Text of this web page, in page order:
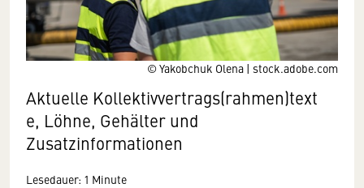
© Yakobchuk Olena | stock.adobe.com
Aktuelle Kollektivvertrags(rahmen)text
e, Löhne, Gehälter und
Zusatzinformationen
Lesedauer: 1 Minute